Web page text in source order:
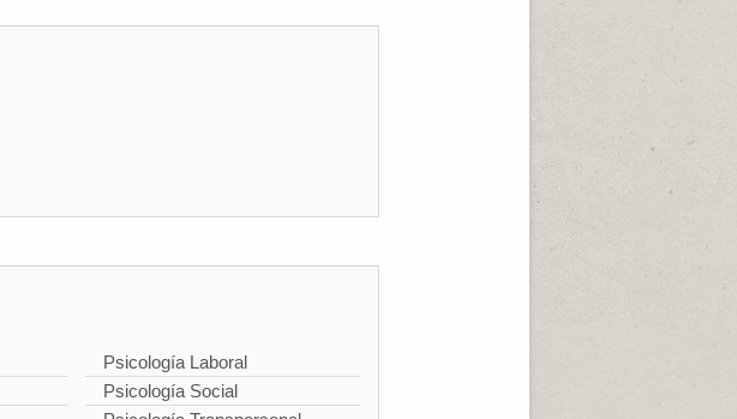
Psicología Laboral
Psicología Social